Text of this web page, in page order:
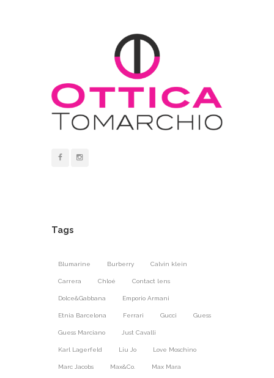
Tags
Blumarine Burberry Calvin klein
Carrera Chloé Contact lens
Dolce&Gabbana Emporio Armani
Etnia Barcelona Ferrari Gucci Guess
Guess Marciano Just Cavalli
Karl Lagerfeld Liu Jo Love Moschino
Marc Jacobs Max&Co. Max Mara